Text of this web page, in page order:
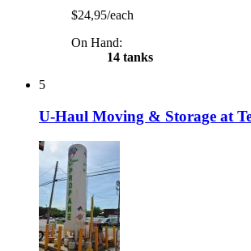
$24,95/each
On Hand:
14 tanks
5
U-Haul Moving & Storage at